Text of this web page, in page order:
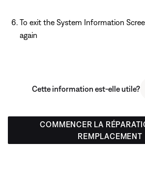
To exit the System Information
again
Cette information est-elle utile?
COMMENCER LA
REMPLACEMENT